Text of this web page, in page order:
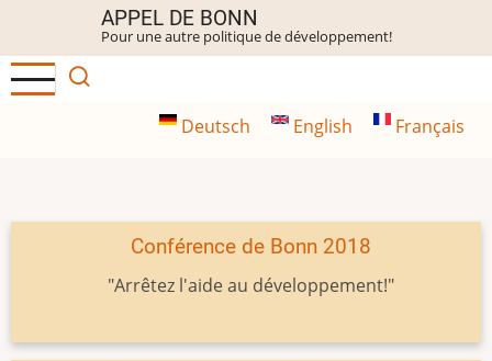
contenu
principal
APPEL DE BONN
Pour une autre politique de développement!
Deutsch English Français
Conférence de Bonn 2018
"Arrêtez l'aide au développement!"